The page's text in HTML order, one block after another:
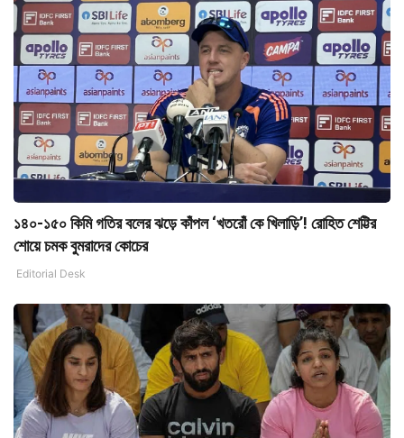
১৪০-১৫০ কিমি গতির বলের ঝড়ে কাঁপল ‘খতরোঁ কে খিলাড়ি’! রোহিত শেট্টির
শোয়ে চমক বুমরাদের কোচের
Editorial Desk